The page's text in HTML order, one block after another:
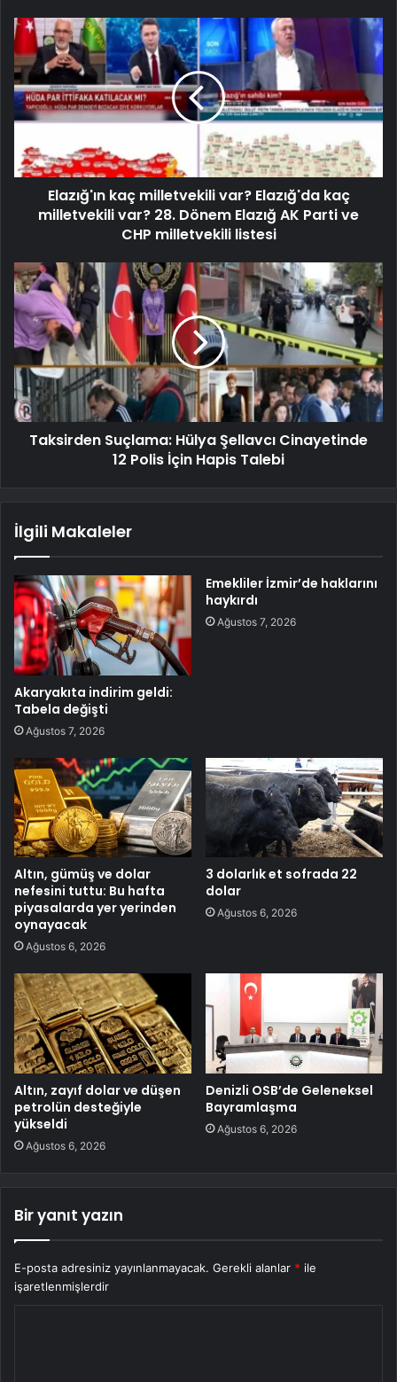
Elazığ'ın kaç milletvekili var? Elazığ'da kaç
milletvekili var? 28. Dönem Elazığ AK Parti ve
CHP milletvekili listesi
Taksirden Suçlama: Hülya Şellavcı Cinayetinde
12 Polis İçin Hapis Talebi
İlgili Makaleler
Akaryakıta indirim geldi:
Tabela değişti
Ağustos 7, 2026
Emekliler İzmir’de haklarını
haykırdı
Ağustos 7, 2026
Altın, gümüş ve dolar
nefesini tuttu: Bu hafta
piyasalarda yer yerinden
oynayacak
Ağustos 6, 2026
3 dolarlık et sofrada 22
dolar
Ağustos 6, 2026
Altın, zayıf dolar ve düşen
petrolün desteğiyle
yükseldi
Ağustos 6, 2026
Denizli OSB’de Geleneksel
Bayramlaşma
Ağustos 6, 2026
Bir yanıt yazın
E-posta adresiniz yayınlanmayacak. Gerekli alanlar * ile
işaretlenmişlerdir